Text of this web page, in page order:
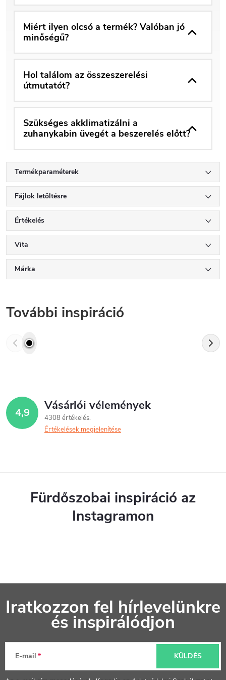
Miért ilyen olcsó a termék? Valóban jó
minőségű?
Hol találom az összeszerelési
útmutatót?
Szükséges akklimatizálni a
zuhanykabin üvegét a beszerelés előtt?
Termékparaméterek
Fájlok letöltésre
Értékelés
Vita
Márka
További inspiráció
4,9 Vásárlói vélemények
4308 értékelés
Értékelések megjelenítése
Fürdőszobai inspiráció az
Instagramon
á
é
Iratkozzon fel hírlevelünkre
és inspirálódjon
E-mail KÜLDÉS